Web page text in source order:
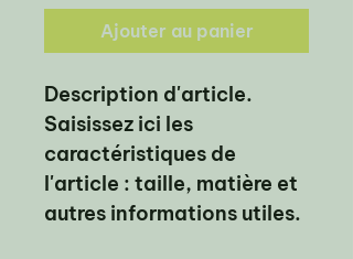
Ajouter au panier
Description d'article.
Saisissez ici les
caractéristiques de
l'article : taille, matière et
autres informations utiles.